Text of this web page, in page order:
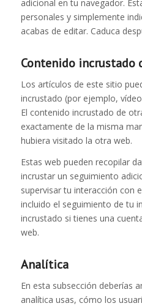
adicional en tu navegador.
personales y simplemente
acabas de editar. Caduca
Contenido incrustado
Los artículos de este sitio
incrustado (por ejemplo,
El contenido incrustado de
exactamente de la misma
hubiera visitado la otra web.
Estas web pueden recopilar
incrustar un seguimiento
supervisar tu interacción con
incluido el seguimiento de tu
incrustado si tienes una
web.
Analítica
En esta subsección deberías
analítica usas, cómo los